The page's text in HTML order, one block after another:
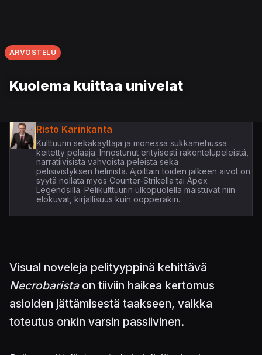
ARVOSTELU
Kuolema kuittaa univelat
Risto Karinkanta
Kulttuurin sekakäyttäjä ja monessa sukkamehussa
keitetty pelaaja. Innostunut erityisesti rakentelupeleistä,
narratiivisista vahvoista peleistä sekä
pelisivistyksen helmistä. Ajoittain töiden jälkeen aivot on
syytä nollata myös Counter-Strikella tai Apex
Legendsillä. Pelikulttuurin ulkopuolella maistuvat niin
elokuvat, kirjallisuus kuin oopperakin.
Visual noveleja pelityyppinä kehittävä
Necrobaristaon tiiviin haikea kertomus
asioiden jättämisestä taakseen, vaikka
toteutus onkin varsin passiivinen.